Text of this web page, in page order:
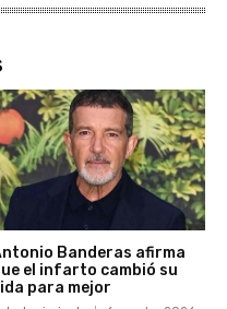
Banderas afirma
el infarto cambió su
para mejor